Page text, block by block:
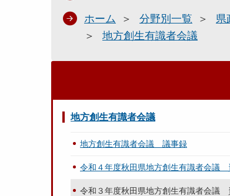
ホーム 分野別一覧 県
地方創生有識者会議
地方創生有識者会議
地方創生有識者会議 議事録
令和４年度秋田県地方創生有識者会議
令和３年度秋田県地方創生有識者会議